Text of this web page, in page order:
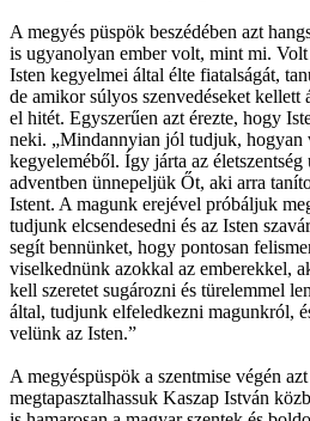
A megyés püspök beszédében azt
is ugyanolyan ember volt, mint mi.
Isten kegyelmei által élte fiatalságát,
de amikor súlyos szenvedéseket kellett
el hitét. Egyszerűen azt érezte, hogy
neki. „Mindannyian jól tudjuk, hogyan
kegyeleméből. Így járta az
adventben ünnepeljük Őt, aki arra
Istent. A magunk erejével próbáljuk
tudjunk elcsendesedni és az Isten
segít bennünket, hogy pontosan
viselkednünk azokkal az emberekkel,
kell szeretet sugározni és türelemmel
által, tudjunk elfeledkezni magunkról,
velünk az Isten.”
A megyéspüspök a szentmise végén
megtapasztalhassuk Kaszap István